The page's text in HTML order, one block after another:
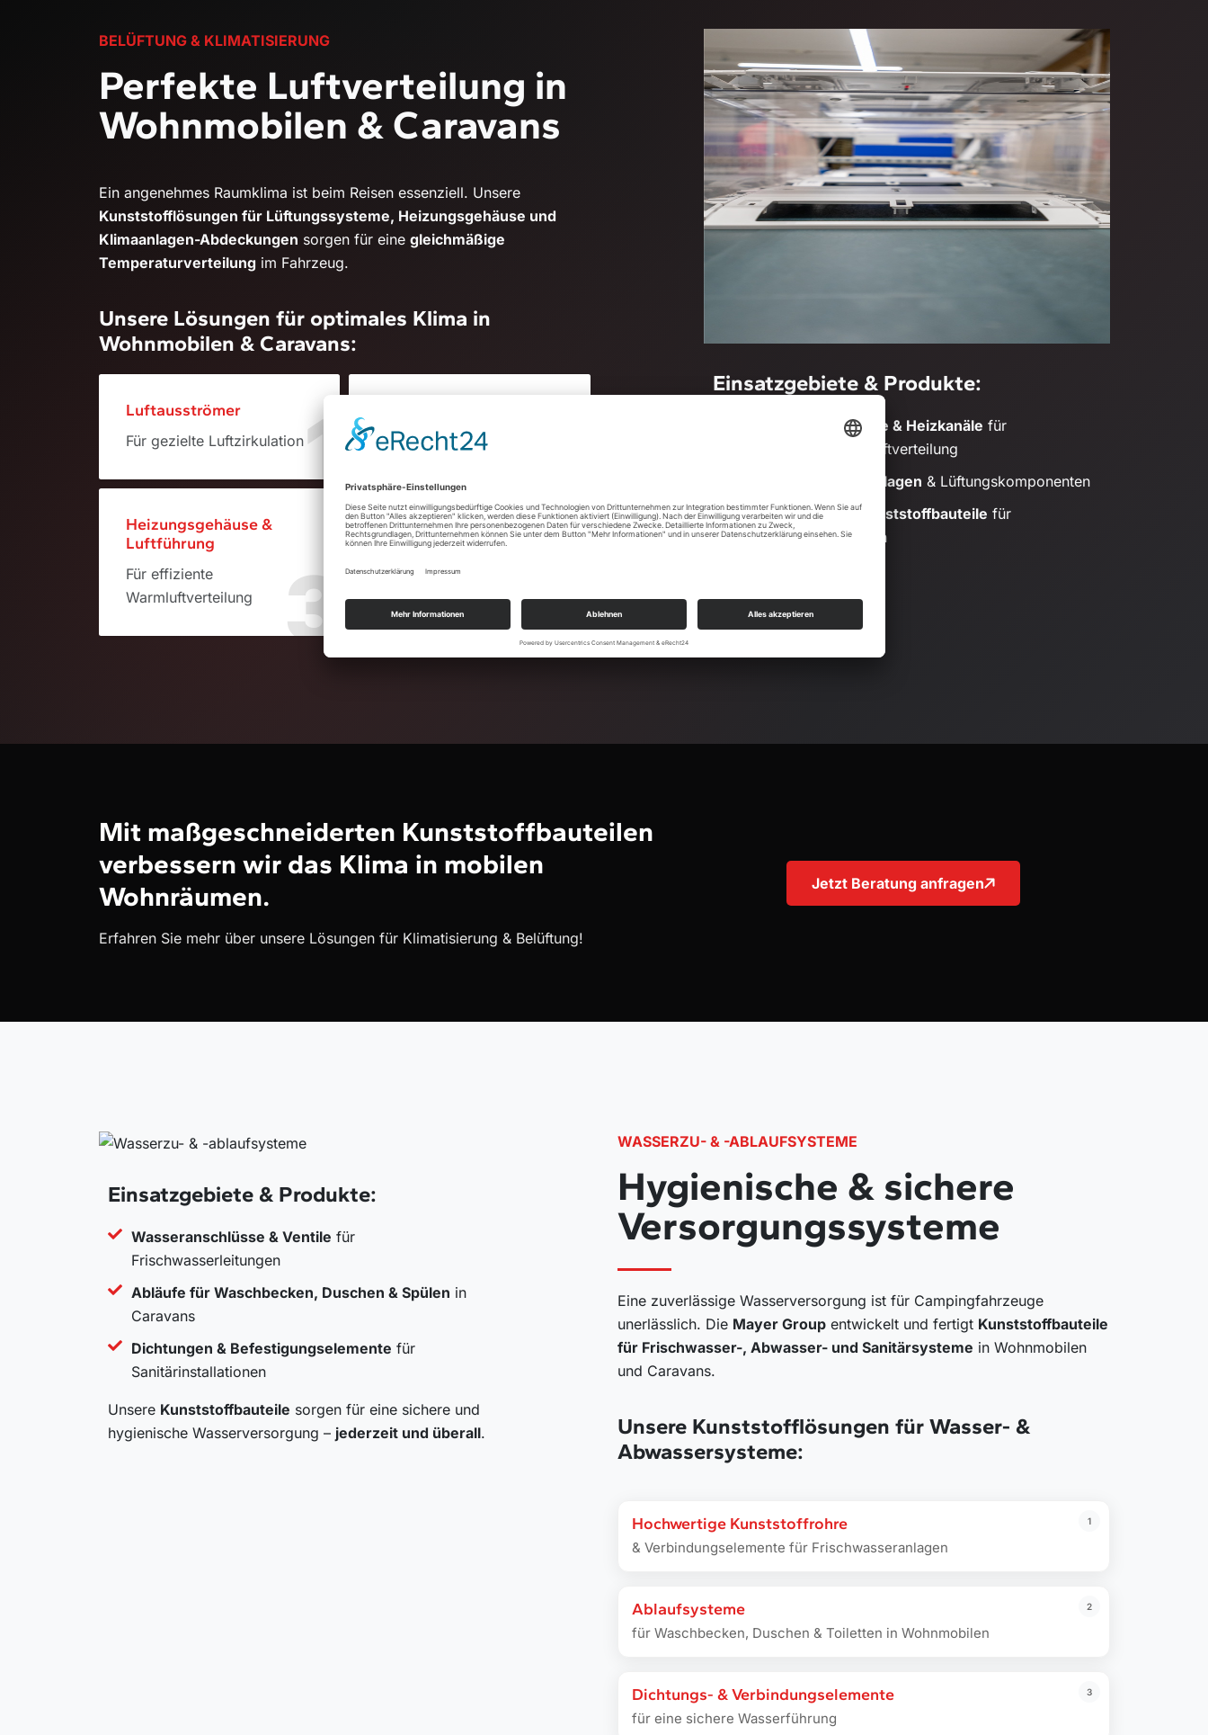
BELÜFTUNG & KLIMATISIERUNG
Perfekte Luftverteilung in
Wohnmobilen & Caravans
Ein angenehmes Raumklima ist beim Reisen essenziell. Unsere
Kunststofflösungen für Lüftungssysteme, Heizungsgehäuse und
Klimaanlagen-Abdeckungen sorgen für eine gleichmäßige
Temperaturverteilungim Fahrzeug.
Unsere Lösungen für optimales Klima in
Wohnmobilen & Caravans:
1
Luftausströmer
Für gezielte Luftzirkulation Für Klimaanlagen
3
Heizungsgehäuse &
Luftführung
Für effiziente
Warmluftverteilung
4
Metalleinleger-
Technologie
Für besonders
hitzebeständige Bauteile
Einsatzgebiete & Produkte:
Luftführungssysteme & Heizkanäle für
gleichmäßige Warmluftverteilung
Gehäuse für Klimaanlagen & Lüftungskomponenten
Metallverstärkte Kunststoffbauteile für
Heizungsinstallationen
Mit maßgeschneiderten Kunststoffbauteilen
verbessern wir das Klima in mobilen
Wohnräumen.
Erfahren Sie mehr über unsere Lösungen für Klimatisierung & Belüftung!
Jetzt Beratung anfragen
Einsatzgebiete & Produkte:
Wasseranschlüsse & Ventile für
Frischwasserleitungen
Abläufe für Waschbecken, Duschen & Spülen in
Caravans
Dichtungen & Befestigungselemente für
Sanitärinstallationen
Unsere Kunststoffbauteile sorgen für eine sichere und
hygienische Wasserversorgung – jederzeit und überall.
WASSERZU- & -ABLAUFSYSTEME
Hygienische & sichere
Versorgungssysteme
Eine zuverlässige Wasserversorgung ist für Campingfahrzeuge
unerlässlich. Die Mayer Group entwickelt und fertigt Kunststoffbauteile
für Frischwasser-, Abwasser- und Sanitärsysteme in Wohnmobilen
und Caravans.
Unsere Kunststofflösungen für Wasser- &
Abwassersysteme:
1
Hochwertige Kunststoffrohre
& Verbindungselemente für Frischwasseranlagen
2
Ablaufsysteme
für Waschbecken, Duschen & Toiletten in Wohnmobilen
3
Dichtungs- & Verbindungselemente
für eine sichere Wasserführung